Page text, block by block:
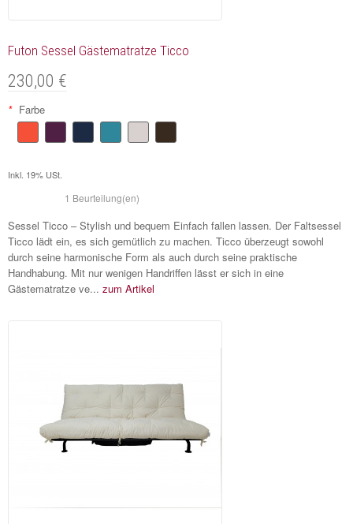
Futon Sessel Gästematratze Ticco
230,00 €
* Farbe
Inkl. 19% USt.
1 Beurteilung(en)
Sessel Ticco – Stylish und bequem Einfach fallen lassen. Der Faltsessel
Ticco lädt ein, es sich gemütlich zu machen. Ticco überzeugt sowohl
durch seine harmonische Form als auch durch seine praktische
Handhabung. Mit nur wenigen Handriffen lässt er sich in eine
Gästematratze ve... zum Artikel